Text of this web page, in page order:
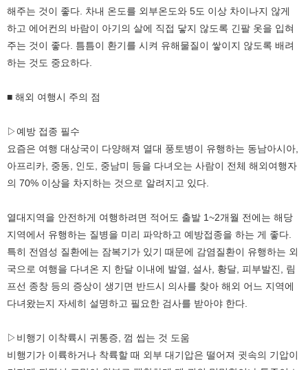
해주는 것이 좋다. 차내 온도를 외부온도와 5도 이상 차이나지 않게
하고 에어컨의 바람이 아기의 살에 직접 닿지 않도록 긴팔 옷을 입혀
주는 것이 좋다. 틈틈이 환기를 시켜 유해물질이 쌓이지 않도록 배려
하는 것도 중요하다.
■ 해외 여행시 주의 점
▷예방 접종 필수
요즘은 여행 대상국이 다양해져 열대 풍토병이 유행하는 동남아시아,
아프리카, 중동, 인도, 중남미 등을 다녀오는 사람이 전체 해외여행자
의 70% 이상을 차지하는 것으로 알려지고 있다.
열대지역을 안전하게 여행하려면 적어도 출발 1~2개월 전에는 해당
지역에서 유행하는 질병을 미리 파악하고 예방접종을 하는 게 좋다.
특히 전염성 질환에는 잠복기가 있기 때문에 감염질환이 유행하는 외
국으로 여행을 다녀온 지 한달 이내에 발열, 설사, 황달, 피부발진, 림
프선 종창 등의 증상이 생기면 반드시 의사를 찾아 해외 어느 지역에
다녀왔는지 자세히 설명하고 필요한 검사를 받아야 한다.
▷비행기 이착륙시 귀통증, 껌 씹는 것 도움
비행기가 이륙하거나 착륙할 때 외부 대기압은 떨어져 귓속의 기압이